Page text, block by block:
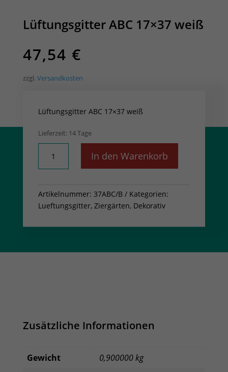
Lüftungsgitter ABC 17×37 weiß
47,54 €
zzgl. Versandkosten
Lüftungsgitter ABC 17×37 weiß
Lieferzeit: 14 Tage
17x37
Menge
In den Warenkorb
Artikelnummer: 37ABC/B
Kategorien:
Lueftungsgitter, Ziergärten, Dekorativ
Zusätzliche Informationen
Gewicht
0,900000 kg